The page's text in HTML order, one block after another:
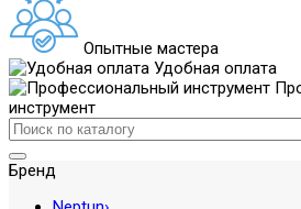
Опытные мастера
Удобная оплата
инструмент
Бренд